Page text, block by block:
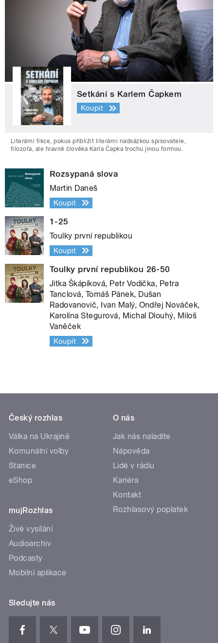
Setkání s Karlem Čapkem
Koupit
Literární fikce, pokus přiblížit literární nadsázkou spisovatele,
filozofa, ale hlavně člověka Karla Čapka trochu jinou formou.
Rozsypaná slova
Martin Daneš
Koupit
1-25
Toulky první republikou
Koupit
Toulky první republikou 26-50
Jitka Škápíková, Petr Vodička, Petra
Tanclová, Tomáš Pánek, Dušan
Radovanovič, Ivan Malý, Ondřej Nováček,
Karolína Stegurová, Michal Dlouhý, Miloš
Vaněček
Koupit
Český rozhlas
Válka na Ukrajině
Komunální volby
Stanice
eShop
mujRozhlas
Živé vysílání
Audioarchiv
Podcasty
Mobilní aplikace
O nás
Jak nás naladíte
Nápověda
Lidé v rádiu
Kariéra
Kontakt
Rozhlasový poplatek
Sledujte nás